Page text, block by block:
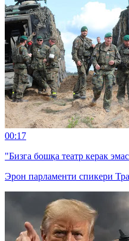
00:17
"Бизга бошқа театр керак
Эрон парламенти спикери